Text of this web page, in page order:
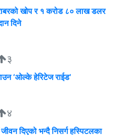
खोप र १ करोड ८० लाख डलर
दिने
३
‘ओल्के हेरिटेज राईड’
४
दिएको भन्दै निसर्ग हस्पिटलका